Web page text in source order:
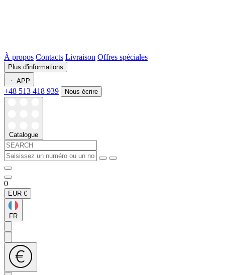
À propos Contacts Livraison Offres spéciales
Plus d'informations
APP
+48 513 418 939 Nous écrire
Catalogue
0
EUR €
FR